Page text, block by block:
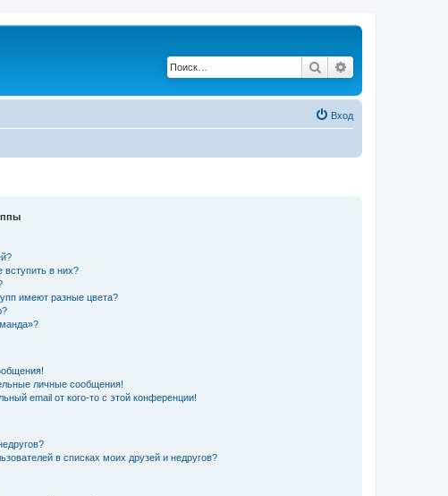
Поиск
Вход
вступить в них?
имеют разные цвета?
личные сообщения!
email от кого-то с этой конференции!
в списках моих друзей и недругов?